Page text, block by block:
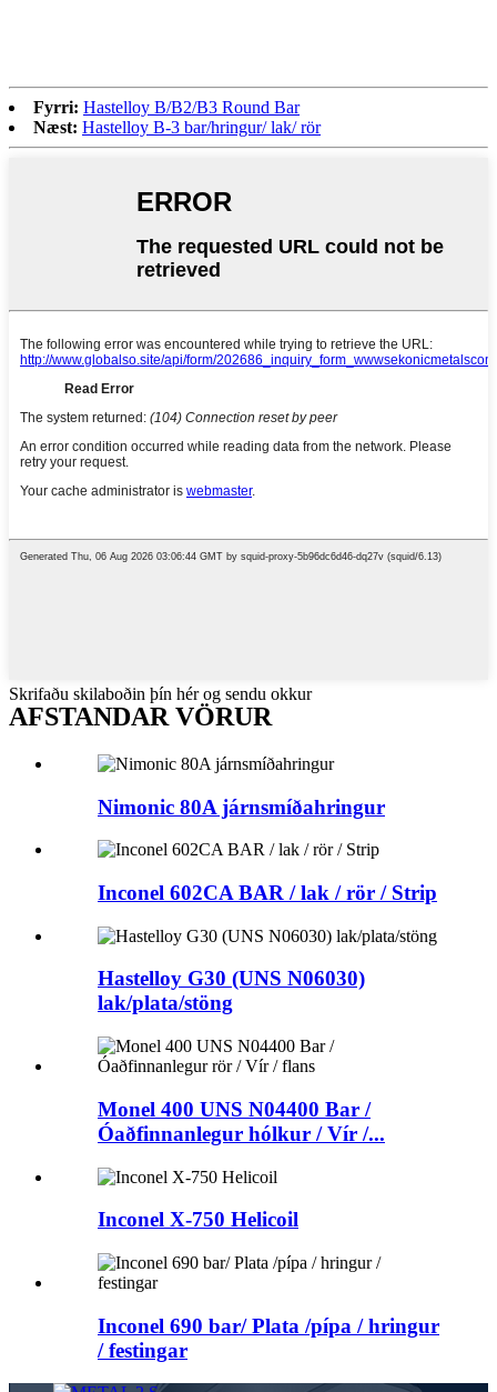
Fyrri: Hastelloy B/B2/B3 Round Bar
Næst: Hastelloy B-3 bar/hringur/ lak/ rör
Skrifaðu skilaboðin þín hér og sendu okkur
AFSTANDAR VÖRUR
Nimonic 80A járnsmíðahringur
Inconel 602CA BAR / lak / rör / Strip
Hastelloy G30 (UNS N06030)
lak/plata/stöng
Monel 400 UNS N04400 Bar /
Óaðfinnanlegur hólkur / Vír /...
Inconel X-750 Helicoil
Inconel 690 bar/ Plata /pípa / hringur
/ festingar